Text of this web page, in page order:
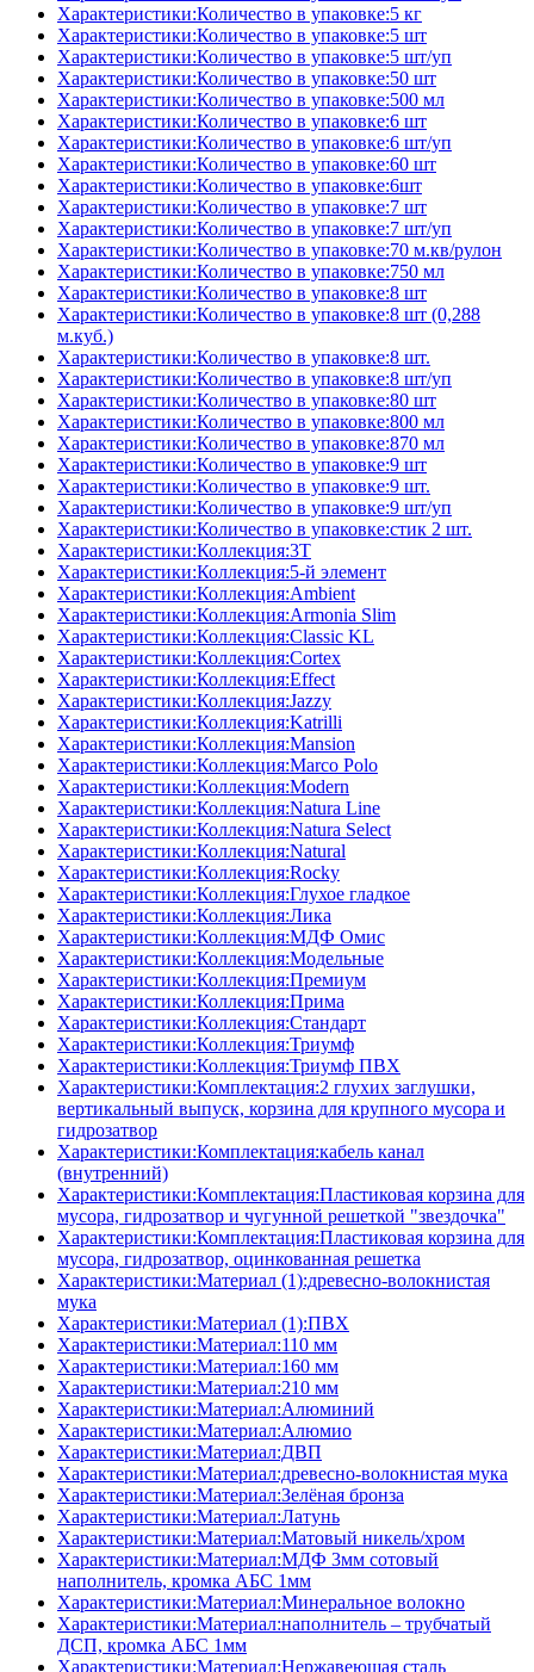
Характеристики:Количество в упаковке:5 кг
Характеристики:Количество в упаковке:5 шт
Характеристики:Количество в упаковке:5 шт/уп
Характеристики:Количество в упаковке:50 шт
Характеристики:Количество в упаковке:500 мл
Характеристики:Количество в упаковке:6 шт
Характеристики:Количество в упаковке:6 шт/уп
Характеристики:Количество в упаковке:60 шт
Характеристики:Количество в упаковке:6шт
Характеристики:Количество в упаковке:7 шт
Характеристики:Количество в упаковке:7 шт/уп
Характеристики:Количество в упаковке:70 м.кв/рулон
Характеристики:Количество в упаковке:750 мл
Характеристики:Количество в упаковке:8 шт
Характеристики:Количество в упаковке:8 шт (0,288
м.куб.)
Характеристики:Количество в упаковке:8 шт.
Характеристики:Количество в упаковке:8 шт/уп
Характеристики:Количество в упаковке:80 шт
Характеристики:Количество в упаковке:800 мл
Характеристики:Количество в упаковке:870 мл
Характеристики:Количество в упаковке:9 шт
Характеристики:Количество в упаковке:9 шт.
Характеристики:Количество в упаковке:9 шт/уп
Характеристики:Количество в упаковке:стик 2 шт.
Характеристики:Коллекция:3T
Характеристики:Коллекция:5-й элемент
Характеристики:Коллекция:Ambient
Характеристики:Коллекция:Armonia Slim
Характеристики:Коллекция:Classic KL
Характеристики:Коллекция:Cortex
Характеристики:Коллекция:Effect
Характеристики:Коллекция:Jazzy
Характеристики:Коллекция:Katrilli
Характеристики:Коллекция:Mansion
Характеристики:Коллекция:Marco Polo
Характеристики:Коллекция:Modern
Характеристики:Коллекция:Natura Line
Характеристики:Коллекция:Natura Select
Характеристики:Коллекция:Natural
Характеристики:Коллекция:Rocky
Характеристики:Коллекция:Глухое гладкое
Характеристики:Коллекция:Лика
Характеристики:Коллекция:МДФ Омис
Характеристики:Коллекция:Модельные
Характеристики:Коллекция:Премиум
Характеристики:Коллекция:Прима
Характеристики:Коллекция:Стандарт
Характеристики:Коллекция:Триумф
Характеристики:Коллекция:Триумф ПВХ
Характеристики:Комплектация:2 глухих заглушки,
вертикальный выпуск, корзина для крупного мусора и
гидрозатвор
Характеристики:Комплектация:кабель канал
(внутренний)
Характеристики:Комплектация:Пластиковая корзина для
мусора, гидрозатвор и чугунной решеткой "звездочка"
Характеристики:Комплектация:Пластиковая корзина для
мусора, гидрозатвор, оцинкованная решетка
Характеристики:Материал (1):древесно-волокнистая
мука
Характеристики:Материал (1):ПВХ
Характеристики:Материал:110 мм
Характеристики:Материал:160 мм
Характеристики:Материал:210 мм
Характеристики:Материал:Алюминий
Характеристики:Материал:Алюмио
Характеристики:Материал:ДВП
Характеристики:Материал:древесно-волокнистая мука
Характеристики:Материал:Зелёная бронза
Характеристики:Материал:Латунь
Характеристики:Материал:Матовый никель/хром
Характеристики:Материал:МДФ 3мм сотовый
наполнитель, кромка AБC 1мм
Характеристики:Материал:Минеральное волокно
Характеристики:Материал:наполнитель – трубчатый
ДСП, кромка AБC 1мм
Характеристики:Материал:Нержавеющая сталь